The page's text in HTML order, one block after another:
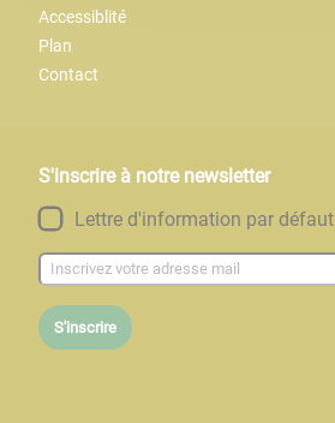
Accessiblité
Plan
Contact
S'inscrire à notre newsletter
Lettre d'information par défaut
S'inscrire